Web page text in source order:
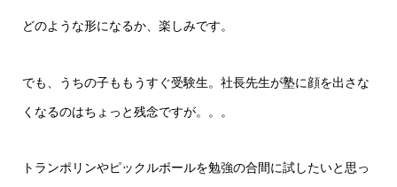
どのような形になるか、楽しみです。
でも、うちの子ももうすぐ受験生。社長先生が塾に顔を出さな
くなるのはちょっと残念ですが。。。
トランポリンやピックルボールを勉強の合間に試したいと思っ